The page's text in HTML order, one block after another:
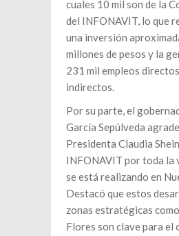
cuales 10 mil son de la
del INFONAVIT, lo que
una inversión
millones de pesos y la
231 mil empleos
indirectos.
Por su parte, el
García Sepúlveda
Presidenta Claudia
INFONAVIT por toda la
se está realizando en
Destacó que estos
zonas estratégicas
Flores son clave para el